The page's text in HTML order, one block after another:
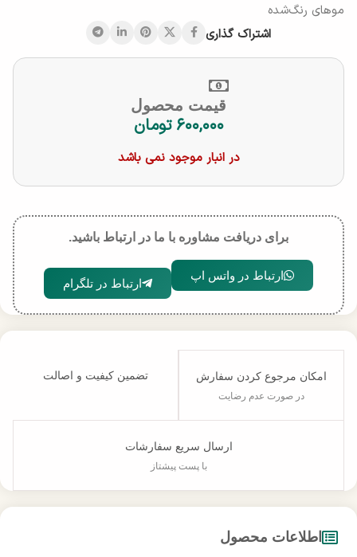
موهای رنگ‌شده
اشتراک گذاری
قیمت محصول
۶۰۰,۰۰۰ تومان
در انبار موجود نمی باشد
برای دریافت مشاوره با ما در ارتباط باشید.
ارتباط در واتس اپ
ارتباط در تلگرام
امکان مرجوع کردن سفارش
در صورت عدم رضایت
تضمین کیفیت و اصالت
ارسال سریع سفارشات
با پست پیشتاز
اطلاعات محصول